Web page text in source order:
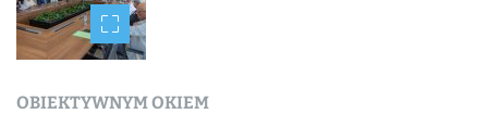
OBIEKTYWNYM OKIEM